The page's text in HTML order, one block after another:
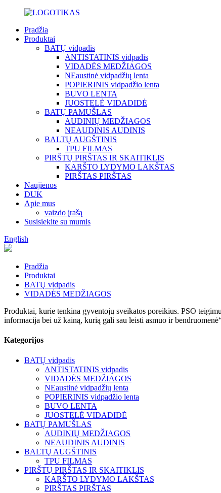
Pradžia
Produktai
BATŲ vidpadis
ANTISTATINIS vidpadis
VIDADĖS MEDŽIAGOS
NEaustinė vidpadžių lenta
POPIERINIS vidpadžio lenta
BUVO LENTA
JUOSTELĖ VIDADIDĖ
BATŲ PAMUŠLAS
AUDINIŲ MEDŽIAGOS
NEAUDINIS AUDINIS
BALTŲ AUGŠTINIS
TPU FILMAS
PIRŠTŲ PIRŠTAS IR SKAITIKLIS
KARŠTO LYDYMO LAKŠTAS
PIRŠTAS PIRŠTAS
Naujienos
DUK
Apie mus
vaizdo įrašą
Susisiekite su mumis
English
Pradžia
Produktai
BATŲ vidpadis
VIDADĖS MEDŽIAGOS
Produktai, kurie tenkina gyventojų sveikatos poreikius. PSO
informacija bei už kainą, kurią gali sau leisti asmuo ir
Kategorijos
BATŲ vidpadis
ANTISTATINIS vidpadis
VIDADĖS MEDŽIAGOS
NEaustinė vidpadžių lenta
POPIERINIS vidpadžio lenta
BUVO LENTA
JUOSTELĖ VIDADIDĖ
BATŲ PAMUŠLAS
AUDINIŲ MEDŽIAGOS
NEAUDINIS AUDINIS
BALTŲ AUGŠTINIS
TPU FILMAS
PIRŠTŲ PIRŠTAS IR SKAITIKLIS
KARŠTO LYDYMO LAKŠTAS
PIRŠTAS PIRŠTAS